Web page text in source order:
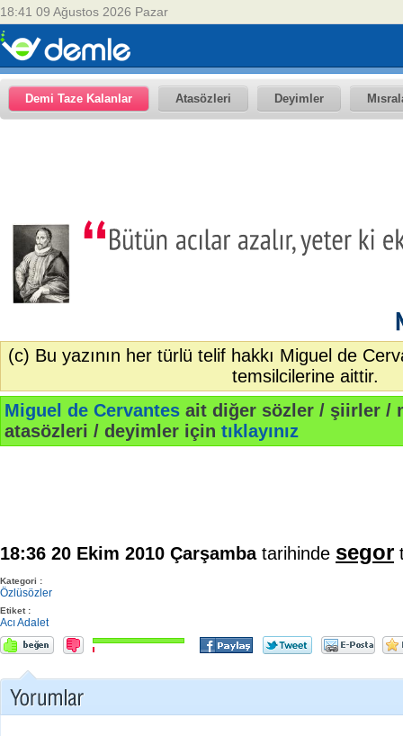
18:41 09 Ağustos 2026 Pazar
Demi Taze Kalanlar Atasözleri Deyimler
(c) Bu yazının her türlü telif hakkı Miguel de
temsilcilerine aittir.
Miguel de Cervantes ait diğer sözler / şiirler /
atasözleri / deyimler için tıklayınız
18:36 20 Ekim 2010 Çarşambatarihinde segor
Kategori :
Özlüsözler
Etiket :
AcıAdalet